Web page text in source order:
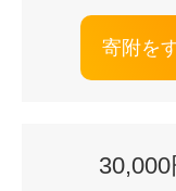
寄附を
30,000